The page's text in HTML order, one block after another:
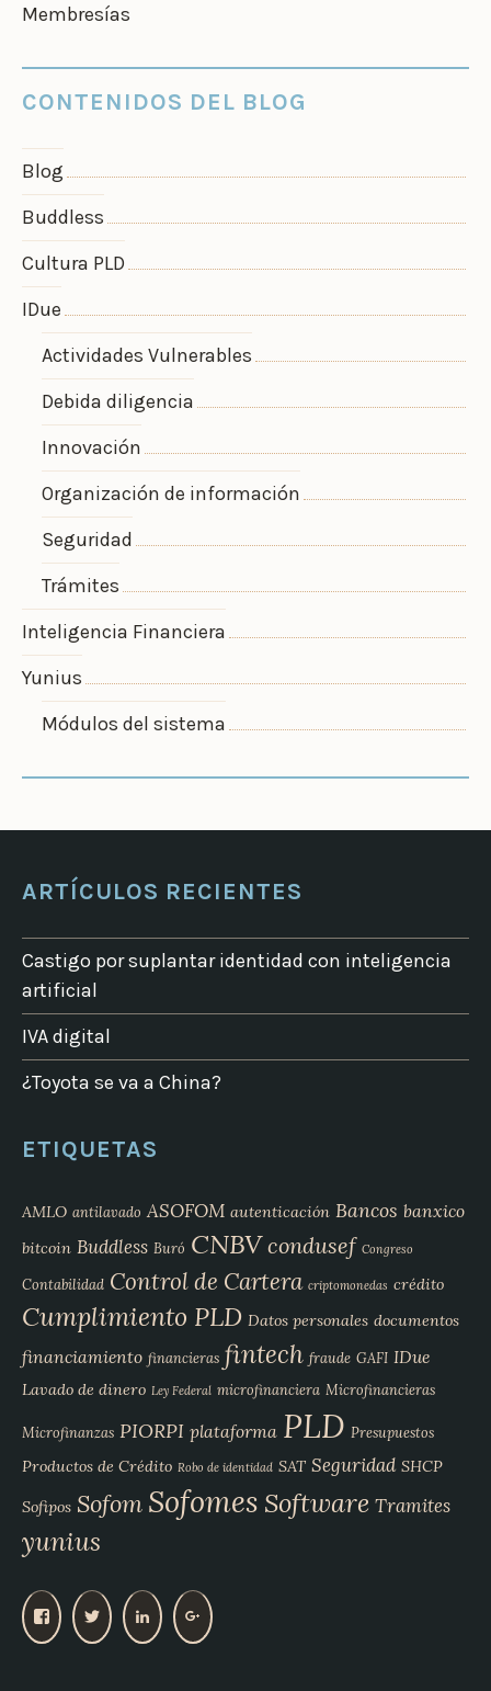
Membresías
CONTENIDOS DEL BLOG
Blog
Buddless
Cultura PLD
IDue
Actividades Vulnerables
Debida diligencia
Innovación
Organización de información
Seguridad
Trámites
Inteligencia Financiera
Yunius
Módulos del sistema
ARTÍCULOS RECIENTES
Castigo por suplantar identidad con inteligencia
artificial
IVA digital
¿Toyota se va a China?
ETIQUETAS
AMLO antilavado ASOFOM autenticación Bancos banxico
bitcoin Buddless Buró CNBVcondusef Congreso
Contabilidad Control de Cartera criptomonedas crédito
Cumplimiento PLD Datos personales documentos
financiamiento financieras fintech fraude GAFI IDue
Lavado de dinero Ley Federal microfinanciera Microfinancieras
Microfinanzas PIORPI plataforma PLD Presupuestos
Productos de Crédito Robo de identidad SAT Seguridad SHCP
Sofipos Sofom Sofomes Software Tramites
yunius
V
V
V
V